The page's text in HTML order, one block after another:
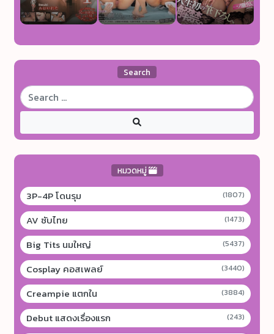
Search
หมวดหมู่
3P-4P โดนรุม (1807)
AV ซับไทย (1473)
Big Tits นมใหญ่ (5437)
Cosplay คอสเพลย์ (3440)
Creampie แตกใน (3884)
Debut แสดงเรื่องแรก (243)